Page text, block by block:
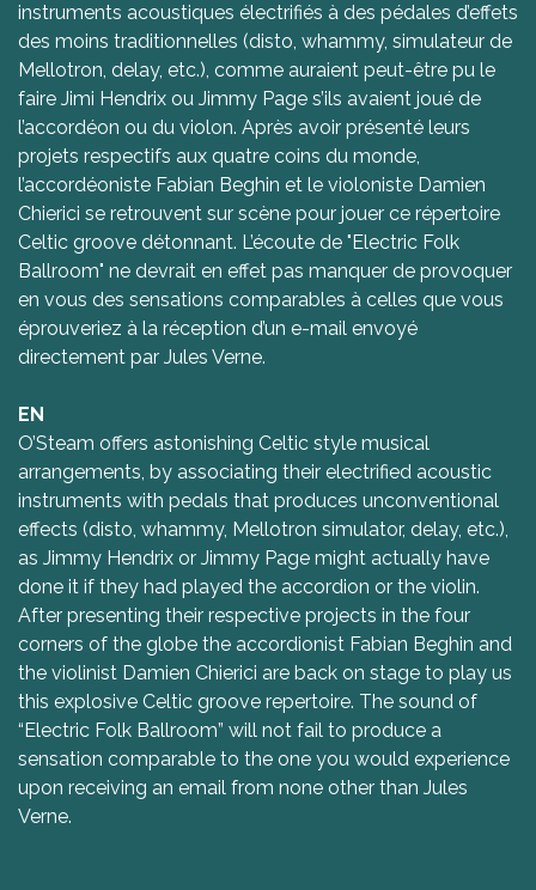
instruments acoustiques électrifiés à des pédales d’effets
des moins traditionnelles (disto, whammy, simulateur de
Mellotron, delay, etc.), comme auraient peut-être pu le
faire Jimi Hendrix ou Jimmy Page s’ils avaient joué de
l’accordéon ou du violon. Après avoir présenté leurs
projets respectifs aux quatre coins du monde,
l’accordéoniste Fabian Beghin et le violoniste Damien
Chierici se retrouvent sur scène pour jouer ce répertoire
Celtic groove détonnant. L’écoute de "Electric Folk
Ballroom" ne devrait en effet pas manquer de provoquer
en vous des sensations comparables à celles que vous
éprouveriez à la réception d’un e-mail envoyé
directement par Jules Verne.
EN
O’Steam offers astonishing Celtic style musical
arrangements, by associating their electrified acoustic
instruments with pedals that produces unconventional
effects (disto, whammy, Mellotron simulator, delay, etc.),
as Jimmy Hendrix or Jimmy Page might actually have
done it if they had played the accordion or the violin.
After presenting their respective projects in the four
corners of the globe the accordionist Fabian Beghin and
the violinist Damien Chierici are back on stage to play us
this explosive Celtic groove repertoire. The sound of
“Electric Folk Ballroom” will not fail to produce a
sensation comparable to the one you would experience
upon receiving an email from none other than Jules
Verne.